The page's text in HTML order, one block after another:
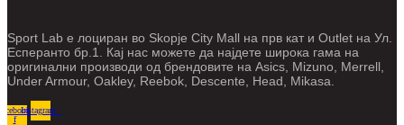
Sport Lab е лоциран во Skopje City Mall на прв кат и Outlet на Ул.
Есперанто бр.1. Кај нас можете да најдете широка гама на
оригинални производи од брендовите на Asics, Mizuno, Merrell,
Under Armour, Oakley, Reebok, Descente, Head, Mikasa.
f
Instagram